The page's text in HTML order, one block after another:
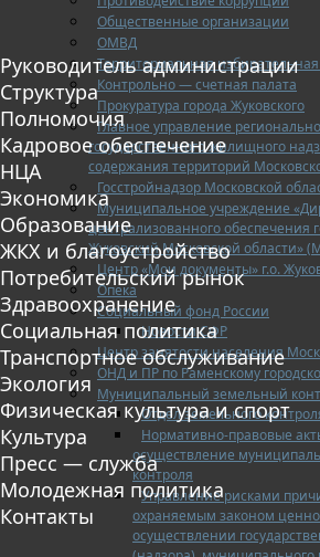
Общественные организации
ОМВД
Территориальная
Контрольно — счетная палата
Прокуратура города Жуковского
Главное управление
государственного жилищного
содержания территорий
Госстройнадзор Московской
Муниципальное учреждение
централизованного обеспечения
Жуковский Московской области»
Центр «Мои документы» г.о.
Опека
Социальный фонд России
Новости СФР
Центр занятости населения
ОНД и ПР по Раменскому
Муниципальный земельный
Отдел земельного
Нормативно-правовые
осуществление
контроля
Управление рисками
охраняемым законом
осуществлении
Руководитель администрации
Структура
Полномочия
Кадровое обеспечение
НЦА
Экономика
Образование
ЖКХ и благоустройство
Потребительский рынок
Здравоохранение
Социальная политика
Транспортное обслуживание
Экология
Физическая культура и спорт
Культура
Пресс — служба
Молодежная политика
Контакты